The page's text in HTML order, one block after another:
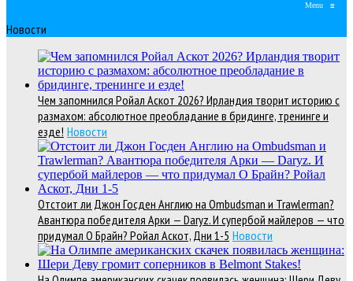
Menu ≡
Новости
Чем запомнился Ройал Аскот 2026? Ирландия творит историю с
размахом: абсолютное преобладание в бридинге, тренинге и
езде! Новости
Отстоит ли Джон Госден Англию на Ombudsman и Trawlerman?
Авантюра победителя Арки — Daryz. И супербой майлеров — что
придумал О Брайн? Ройал Аскот, Дни 1-5 Новости